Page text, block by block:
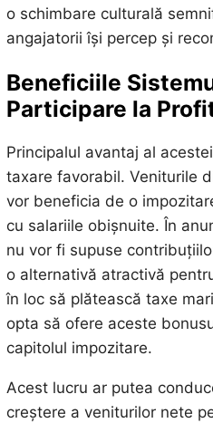
o schimbare culturală
angajatorii își percep și
Beneficiile
Participare la
Principalul avantaj al
taxare favorabil. Veniturile
vor beneficia de o
cu salariile obișnuite. În
nu vor fi supuse
o alternativă atractivă
în loc să plătească taxe
opta să ofere aceste
capitolul impozitare.
Acest lucru ar putea
creștere a veniturilor nete